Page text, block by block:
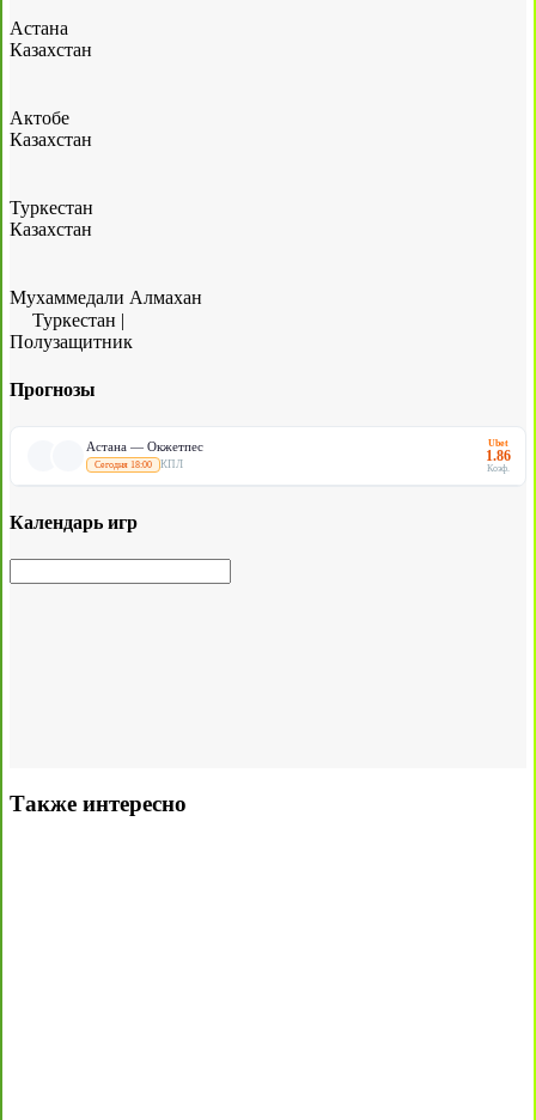
Астана
Казахстан
Актобе
Казахстан
Туркестан
Казахстан
Мухаммедали Алмахан
Туркестан |
Полузащитник
Прогнозы
Астана — Окжетпес
Сегодня 18:00 КПЛ
Ubet
1.86
Коэф.
Календарь игр
Также интересно